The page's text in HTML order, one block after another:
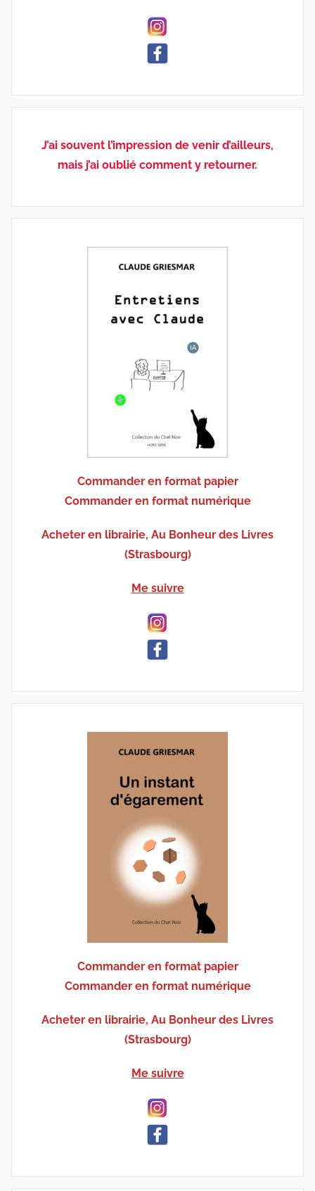
J’ai souvent l’impression de venir d’ailleurs,
mais j’ai oublié comment y retourner.
Commander en format papier
Commander en format numérique
Acheter en librairie, Au Bonheur des Livres
(Strasbourg)
Me suivre
Commander en format papier
Commander en format numérique
Acheter en librairie, Au Bonheur des Livres
(Strasbourg)
Me suivre